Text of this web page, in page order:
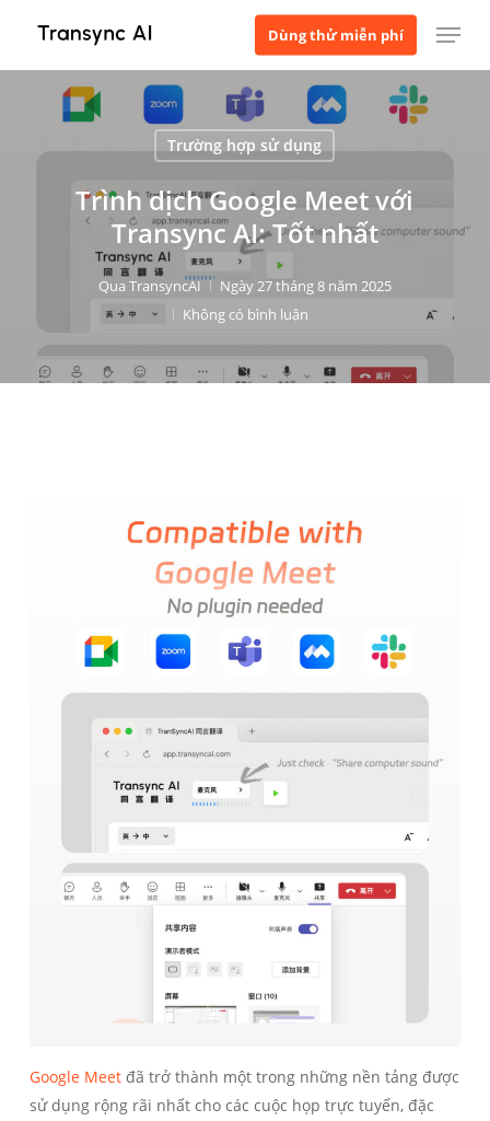
nội
Dùng thử miễn phí Thực đơn
Trường hợp sử dụng
Trình dịch Google Meet với
Transync AI: Tốt nhất
Qua TransyncAI
Ngày 27 tháng 8 năm 2025
Không có bình luận
Google Meetđã trở thành một trong những nền tảng được
sử dụng rộng rãi nhất cho các cuộc họp trực tuyến, đặc